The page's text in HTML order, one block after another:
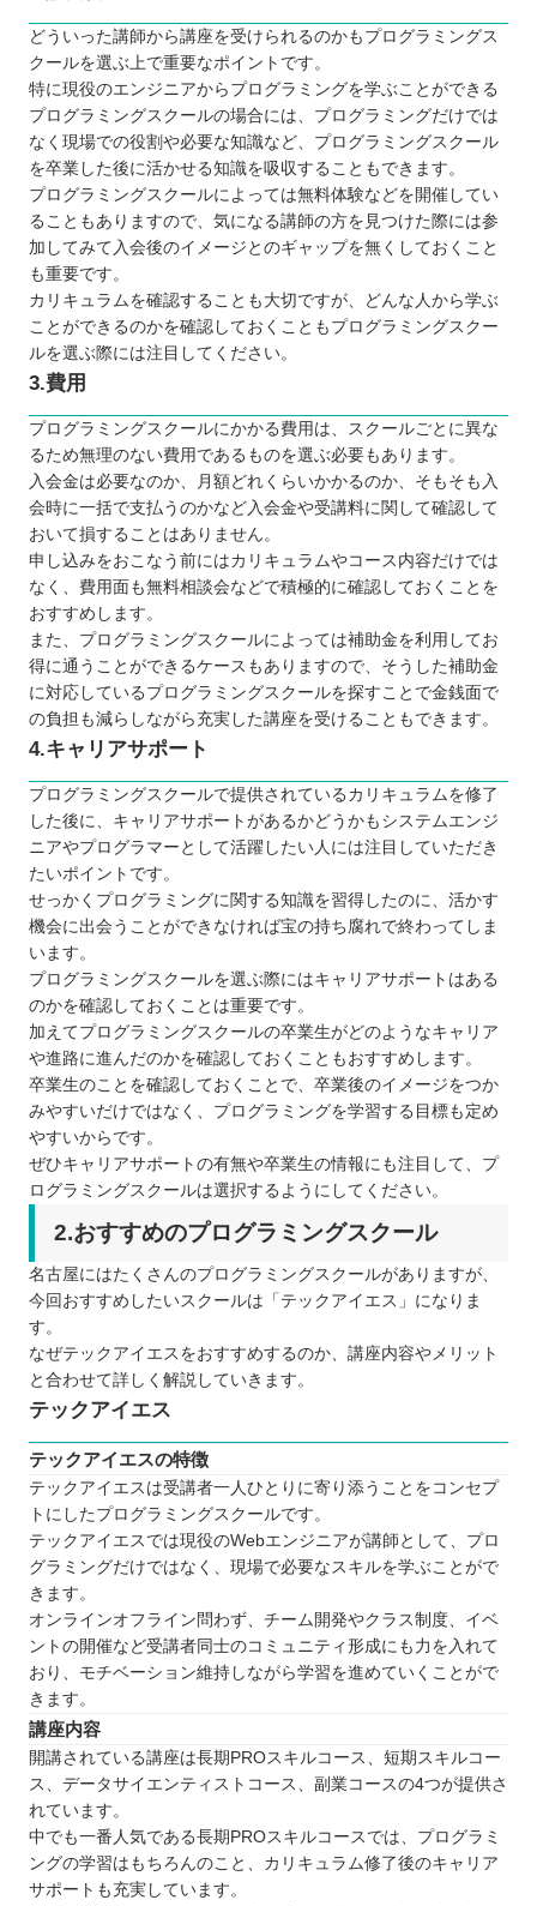
どういった講師から講座を受けられるのかもプログラミングス
クールを選ぶ上で重要なポイントです。
特に現役のエンジニアからプログラミングを学ぶことができる
プログラミングスクールの場合には、プログラミングだけでは
なく現場での役割や必要な知識など、プログラミングスクール
を卒業した後に活かせる知識を吸収することもできます。
プログラミングスクールによっては無料体験などを開催してい
ることもありますので、気になる講師の方を見つけた際には参
加してみて入会後のイメージとのギャップを無くしておくこと
も重要です。
カリキュラムを確認することも大切ですが、どんな人から学ぶ
ことができるのかを確認しておくこともプログラミングスクー
ルを選ぶ際には注目してください。
3.費用
プログラミングスクールにかかる費用は、スクールごとに異な
るため無理のない費用であるものを選ぶ必要もあります。
入会金は必要なのか、月額どれくらいかかるのか、そもそも入
会時に一括で支払うのかなど入会金や受講料に関して確認して
おいて損することはありません。
申し込みをおこなう前にはカリキュラムやコース内容だけでは
なく、費用面も無料相談会などで積極的に確認しておくことを
おすすめします。
また、プログラミングスクールによっては補助金を利用してお
得に通うことができるケースもありますので、そうした補助金
に対応しているプログラミングスクールを探すことで金銭面で
の負担も減らしながら充実した講座を受けることもできます。
4.キャリアサポート
プログラミングスクールで提供されているカリキュラムを修了
した後に、キャリアサポートがあるかどうかもシステムエンジ
ニアやプログラマーとして活躍したい人には注目していただき
たいポイントです。
せっかくプログラミングに関する知識を習得したのに、活かす
機会に出会うことができなければ宝の持ち腐れで終わってしま
います。
プログラミングスクールを選ぶ際にはキャリアサポートはある
のかを確認しておくことは重要です。
加えてプログラミングスクールの卒業生がどのようなキャリア
や進路に進んだのかを確認しておくこともおすすめします。
卒業生のことを確認しておくことで、卒業後のイメージをつか
みやすいだけではなく、プログラミングを学習する目標も定め
やすいからです。
ぜひキャリアサポートの有無や卒業生の情報にも注目して、プ
ログラミングスクールは選択するようにしてください。
2.おすすめのプログラミングスクール
名古屋にはたくさんのプログラミングスクールがありますが、
今回おすすめしたいスクールは「テックアイエス」になりま
す。
なぜテックアイエスをおすすめするのか、講座内容やメリット
と合わせて詳しく解説していきます。
テックアイエス
テックアイエスの特徴
テックアイエスは受講者一人ひとりに寄り添うことをコンセプ
トにしたプログラミングスクールです。
テックアイエスでは現役のWebエンジニアが講師として、プロ
グラミングだけではなく、現場で必要なスキルを学ぶことがで
きます。
オンラインオフライン問わず、チーム開発やクラス制度、イベ
ントの開催など受講者同士のコミュニティ形成にも力を入れて
おり、モチベーション維持しながら学習を進めていくことがで
きます。
講座内容
開講されている講座は長期PROスキルコース、短期スキルコー
ス、データサイエンティストコース、副業コースの4つが提供さ
れています。
中でも一番人気である長期PROスキルコースでは、プログラミ
ングの学習はもちろんのこと、カリキュラム修了後のキャリア
サポートも充実しています。